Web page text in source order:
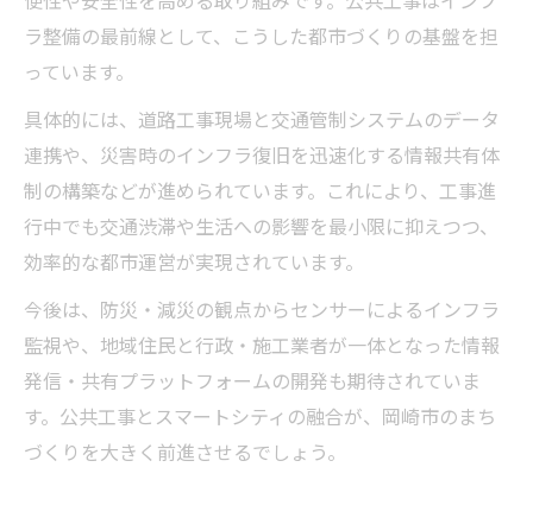
ラ整備の最前線として、こうした都市づくりの基盤を担
っています。
具体的には、道路工事現場と交通管制システムのデータ
連携や、災害時のインフラ復旧を迅速化する情報共有体
制の構築などが進められています。これにより、工事進
行中でも交通渋滞や生活への影響を最小限に抑えつつ、
効率的な都市運営が実現されています。
今後は、防災・減災の観点からセンサーによるインフラ
監視や、地域住民と行政・施工業者が一体となった情報
発信・共有プラットフォームの開発も期待されていま
す。公共工事とスマートシティの融合が、岡崎市のまち
づくりを大きく前進させるでしょう。